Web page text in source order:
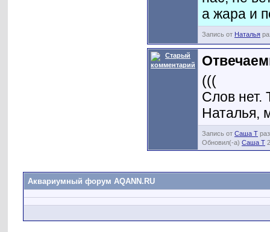
а жара и
Запись от Наталья
(((
Слов нет.
Наталья,
Запись от Саша Т
Обновил(-а) Саша Т
Аквариумный форум AQANN.RU